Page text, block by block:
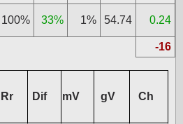
100% 33% 1% 54.74 0.24
-16
Rr Dif mV gV Ch